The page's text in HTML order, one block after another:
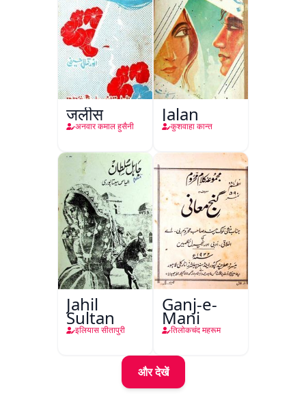
जलीस
अनवार कमाल हुसैनी
Jalan
कुशवाहा कान्त
Jahil
Sultan
इलियास सीतापुरी
Ganj-e-
Mani
तिलोकचंद महरूम
और देखें